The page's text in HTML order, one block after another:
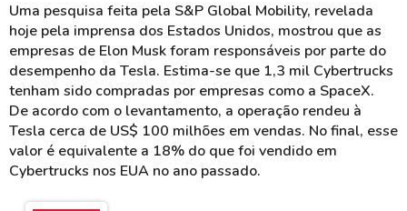
Uma pesquisa feita pela S&P Global Mobility, revelada
hoje pela imprensa dos Estados Unidos, mostrou que as
empresas de Elon Musk foram responsáveis por parte do
desempenho da Tesla. Estima-se que 1,3 mil Cybertrucks
tenham sido compradas por empresas como a SpaceX.
De acordo com o levantamento, a operação rendeu à
Tesla cerca de US$ 100 milhões em vendas. No final, esse
valor é equivalente a 18% do que foi vendido em
Cybertrucks nos EUA no ano passado.